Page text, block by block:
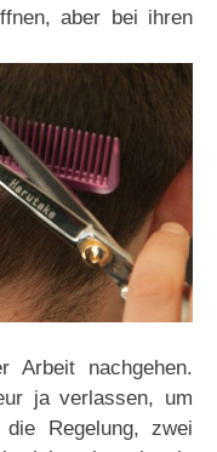
aber bei ihren
Arbeit nachgehen.
ja verlassen, um
Regelung, zwei